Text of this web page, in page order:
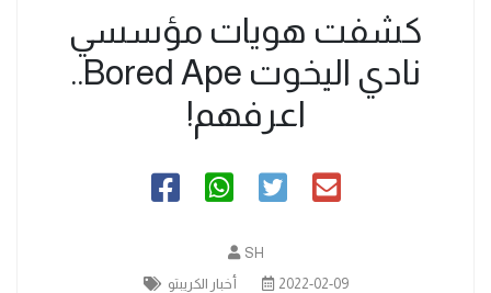
كشفت هويات مؤسسي
نادي اليخوت Bored Ape..
اعرفهم!
SH
2022-02-09
أخبار الكريبتو